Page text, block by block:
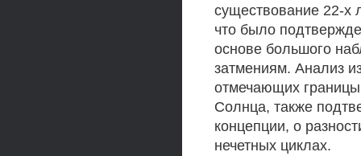
существование 22-х
что было
основе большого
затмениям. Анализ
отмечающих
Солнца, также
концепции, о
нечетных циклах.